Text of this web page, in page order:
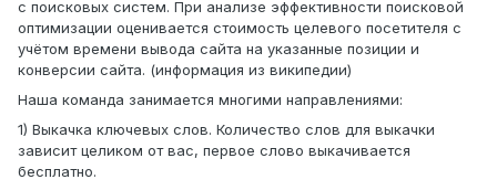
с поисковых систем. При анализе эффективности поисковой
оптимизации оценивается стоимость целевого посетителя с
учётом времени вывода сайта на указанные позиции и
конверсии сайта. (информация из википедии)
Наша команда занимается многими направлениями:
1) Выкачка ключевых слов. Количество слов для выкачки
зависит целиком от вас, первое слово выкачивается
бесплатно.